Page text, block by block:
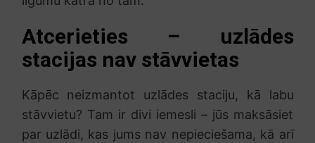
Atcerieties – uzlādes
stacijas nav stāvvietas
Kāpēc neizmantot uzlādes staciju, kā labu
stāvvietu? Tam ir divi iemesli – jūs maksāsiet
par uzlādi, kas jums nav nepieciešama, kā arī